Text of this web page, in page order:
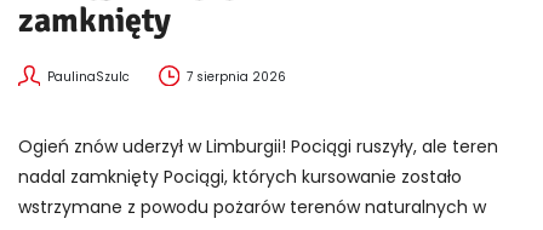
zamknięty
PaulinaSzulc 7 sierpnia 2026
Ogień znów uderzył w Limburgii! Pociągi ruszyły, ale teren
nadal zamknięty Pociągi, których kursowanie zostało
wstrzymane z powodu pożarów terenów naturalnych w